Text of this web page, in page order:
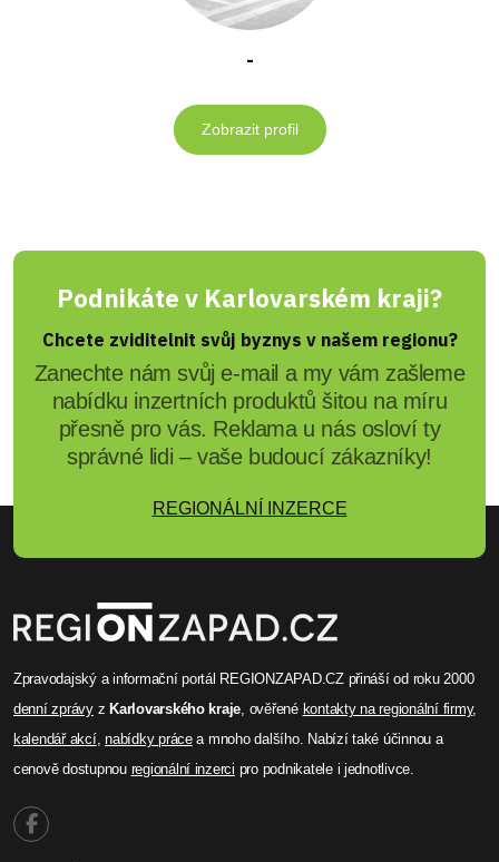
-
Zobrazit profil
Podnikáte v Karlovarském kraji?
Chcete zviditelnit svůj byznys v našem regionu?
Zanechte nám svůj e-mail a my vám zašleme
nabídku inzertních produktů šitou na míru
přesně pro vás. Reklama u nás osloví ty
správné lidi – vaše budoucí zákazníky!
REGIONÁLNÍ INZERCE
Zpravodajský a informační portál REGIONZAPAD.CZ přináší od roku 2000
denní zprávyz Karlovarského kraje, ověřené kontakty na regionální firmy,
kalendář akcí,nabídky prácea mnoho dalšího. Nabízí také účinnou a
cenově dostupnou regionální inzerci pro podnikatele i jednotlivce.